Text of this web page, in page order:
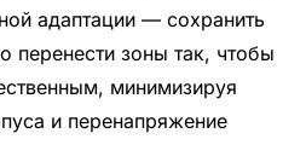
адаптации — сохранить
перенести зоны так, чтобы
минимизируя
и перенапряжение